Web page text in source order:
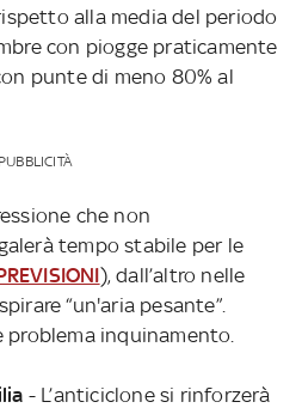
alla media del periodo
con piogge praticamente
punte di meno 80% al
PUBBLICITÀ
che non
tempo stabile per le
), dall’altro nelle
“un'aria pesante”.
inquinamento.
- L’anticiclone si rinforzerà